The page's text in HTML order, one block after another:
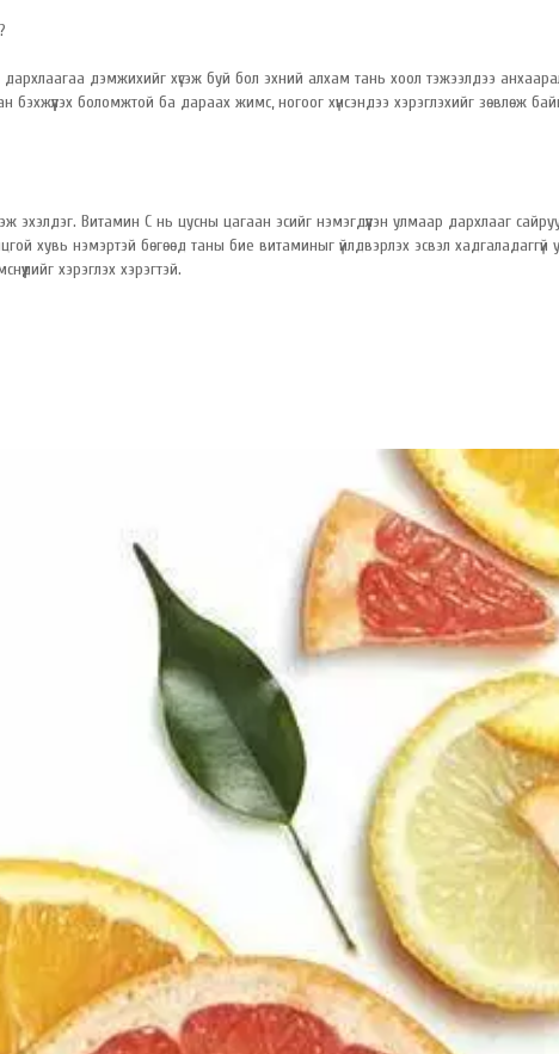
дархлаагаа дэмжихийг хүсэж буй бол эхний алхам тань хоол тэжээлдээ
боломжтой ба дараах жимс, ногоог хүнсэндээ хэрэглэхийг зөвлөж
эхэлдэг. Витамин C нь цусны цагаан эсийг нэмэгдүүлэн улмаар дархлааг
хувь нэмэртэй бөгөөд таны бие витаминыг үйлдвэрлэх эсвэл хадгаладаггүй
хэрэглэх хэрэгтэй.